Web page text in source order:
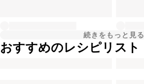
続きをもっと見る
おすすめのレシピリスト